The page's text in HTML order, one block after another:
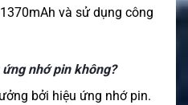
và sử dụng công
nhớ pin không?
bởi hiệu ứng nhớ pin.